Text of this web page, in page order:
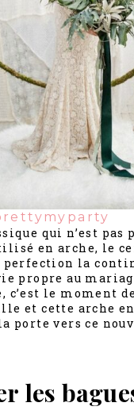
qui n’est pas
en arche, le
la
propre au
c’est le moment
et cette arche
porte vers ce
les